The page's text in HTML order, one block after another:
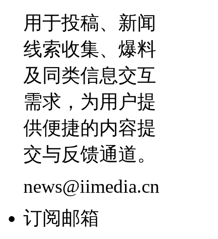
用于投稿、新闻
线索收集、爆料
及同类信息交互
需求，为用户提
供便捷的内容提
交与反馈通道。
news@iimedia.cn
订阅邮箱